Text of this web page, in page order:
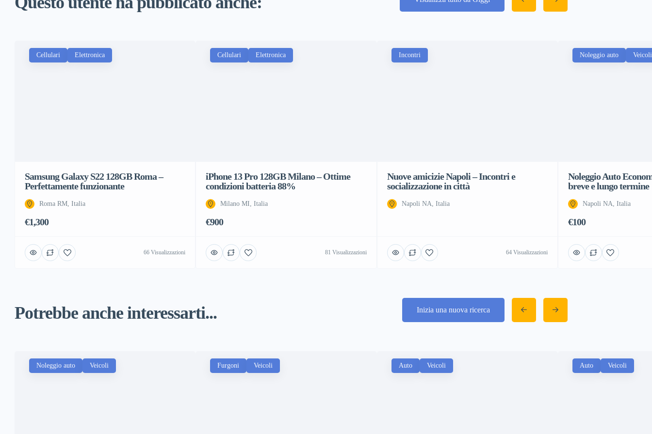
Cellulari Elettronica
Samsung Galaxy S22 128GB Roma –
Perfettamente funzionante
Roma RM, Italia
€1,300
66 Visualizzazioni
Cellulari Elettronica
iPhone 13 Pro 128GB Milano – Ottime
condizioni batteria 88%
Milano MI, Italia
€900
81 Visualizzazioni
Incontri
Nuove amicizie Napoli – Incontri e
socializzazione in città
Napoli NA, Italia
64 Visualizzazioni
Noleggio auto Veicoli
Noleggio Auto
breve e lungo termine
Napoli NA, Italia
€100
Potrebbe anche interessarti... Inizia una nuova ricerca
Noleggio auto Veicoli Furgoni Veicoli Auto Veicoli Auto Veicoli